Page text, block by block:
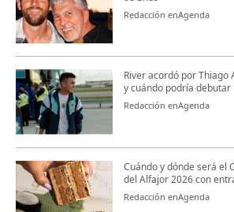
Redacción enAgenda
River acordó por Thiago
y cuándo podría debutar
Redacción enAgenda
Cuándo y dónde será el
del Alfajor 2026 con
Redacción enAgenda